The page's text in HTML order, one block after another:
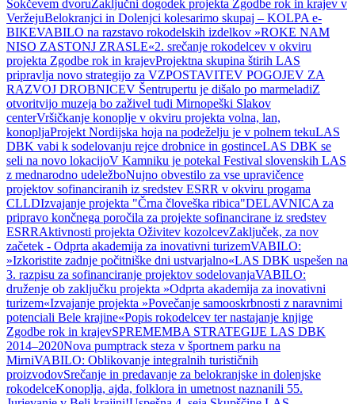
Šokčevem dvoruZaključni dogodek projekta Zgodbe rok in krajev v
VeržejuBelokranjci in Dolenjci kolesarimo skupaj – KOLPA e-
BIKEVABILO na razstavo rokodelskih izdelkov »ROKE NAM
NISO ZASTONJ ZRASLE«2. srečanje rokodelcev v okviru
projekta Zgodbe rok in krajevProjektna skupina štirih LAS
pripravlja novo strategijo za VZPOSTAVITEV POGOJEV ZA
RAZVOJ DROBNICEV Šentrupertu je dišalo po marmeladiZ
otvoritvijo muzeja bo zaživel tudi Mirnopeški Slakov
centerVršičkanje konoplje v okviru projekta volna, lan,
konopljaProjekt Nordijska hoja na podeželju je v polnem tekuLAS
DBK vabi k sodelovanju rejce drobnice in gostinceLAS DBK se
seli na novo lokacijoV Kamniku je potekal Festival slovenskih LAS
z mednarodno udeležboNujno obvestilo za vse upravičence
projektov sofinanciranih iz sredstev ESRR v okviru progama
CLLDIzvajanje projekta "Črna človeška ribica"DELAVNICA za
pripravo končnega poročila za projekte sofinancirane iz sredstev
ESRRAktivnosti projekta Oživitev kozolcevZaključek, za nov
začetek - Odprta akademija za inovativni turizemVABILO:
»Izkoristite zadnje počitniške dni ustvarjalno«LAS DBK uspešen na
3. razpisu za sofinanciranje projektov sodelovanjaVABILO:
druženje ob zaključku projekta »Odprta akademija za inovativni
turizem«Izvajanje projekta »Povečanje samooskrbnosti z naravnimi
potenciali Bele krajine«Popis rokodelcev ter nastajanje knjige
Zgodbe rok in krajevSPREMEMBA STRATEGIJE LAS DBK
2014–2020Nova pumptrack steza v športnem parku na
MirniVABILO: Oblikovanje integralnih turističnih
proizvodovSrečanje in predavanje za belokranjske in dolenjske
rokodelceKonoplja, ajda, folklora in umetnost naznanili 55.